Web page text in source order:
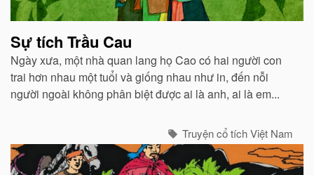
Sự tích Trầu Cau
Ngày xưa, một nhà quan lang họ Cao có hai người con
trai hơn nhau một tuổi và giống nhau như in, đến nỗi
người ngoài không phân biệt được ai là anh, ai là em...
Truyện cổ tích Việt Nam